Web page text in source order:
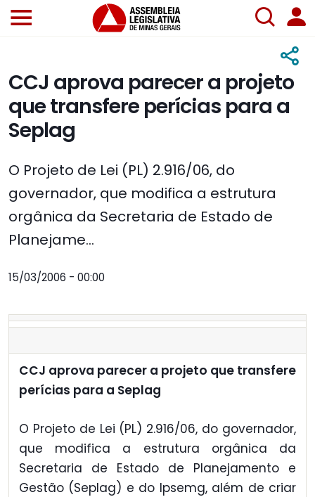
CCJ aprova parecer a projeto
que transfere perícias para a
Seplag
O Projeto de Lei (PL) 2.916/06, do
governador, que modifica a estrutura
orgânica da Secretaria de Estado de
Planejame...
15/03/2006 - 00:00
CCJ aprova parecer a projeto que transfere
perícias para a Seplag
O Projeto de Lei (PL) 2.916/06, do governador,
que modifica a estrutura orgânica da
Secretaria de Estado de Planejamento e
Gestão (Seplag) e do Ipsemg, além de criar